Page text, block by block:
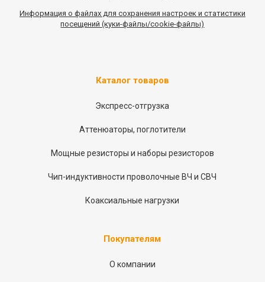
Информация о файлах для сохранения настроек и статистики
посещений (куки-файлы/cookie-файлы)
Каталог товаров
Экспресс-отгрузка
Аттенюаторы, поглотители
Мощные резисторы и наборы резисторов
Чип-индуктивности проволочные ВЧ и СВЧ
Коаксиальные нагрузки
Покупателям
О компании